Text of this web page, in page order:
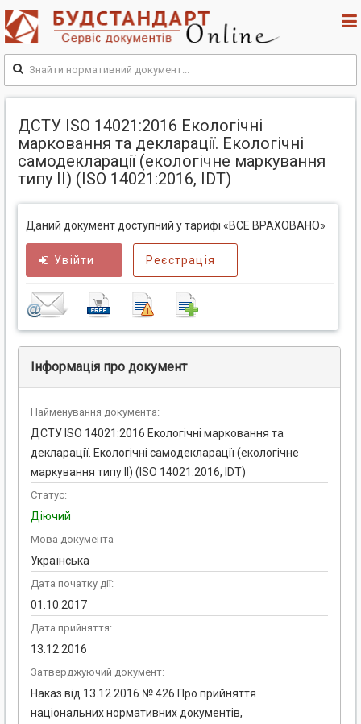
ДСТУ ISO 14021:2016 Екологічні
марковання та декларації. Екологічні
самодекларації (екологічне маркування
типу II) (ISO 14021:2016, IDT)
Даний документ доступний у тарифі «ВСЕ ВРАХОВАНО»
Увійти Реєстрація
Інформація про документ
Найменування документа:
ДСТУ ISO 14021:2016 Екологічні марковання та
декларації. Екологічні самодекларації (екологічне
маркування типу II) (ISO 14021:2016, IDT)
Статус:
Діючий
Мова документа
Українська
Дата початку дії:
01.10.2017
Дата прийняття:
13.12.2016
Затверджуючий документ:
Наказ від 13.12.2016 № 426 Про прийняття
національних нормативних документів,